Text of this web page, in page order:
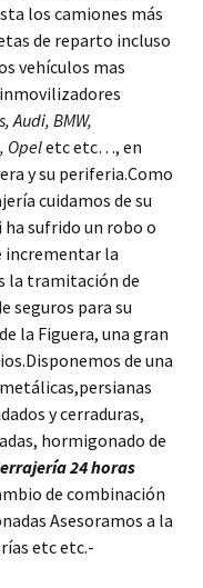
los camiones más
de reparto incluso
vehículos mas
Audi, BMW,
Opeletc etc…, en
y su periferia.Como
cuidamos de su
sufrido un robo o
incrementar la
la tramitación de
seguros para su
la Figuera, una gran
de una
y cerraduras,
hormigonado de
24 horas
de combinación
Asesoramos a la
etc etc.-